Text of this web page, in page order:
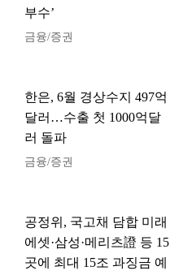
부수’
금융/증권
한은, 6월 경상수지 497억
달러…수출 첫 1000억달
러 돌파
금융/증권
공정위, 국고채 담합 미래
에셋·삼성·메리츠證 등 15
곳에 최대 15조 과징금 예